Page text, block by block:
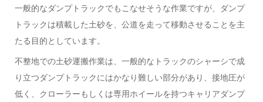
一般的なダンプトラックでもこなせそうな作業ですが、ダンプ
トラックは積載した土砂を、公道を走って移動させることを主
たる目的としています。
不整地での土砂運搬作業は、一般的なトラックのシャーシで成
り立つダンプトラックにはかなり難しい部分があり、接地圧が
低く、クローラーもしくは専用ホイールを持つキャリアダンプ